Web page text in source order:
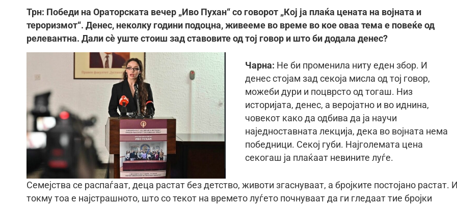
Трн: Победи на Ораторската вечер „Иво Пухан“ со говорот „Кој ја плаќа цената на војната и
тероризмот“. Денес, неколку години подоцна, живееме во време во кое оваа тема е повеќе од
релевантна. Дали сè уште стоиш зад ставовите од тој говор и што би додала денес?
Чарна: Не би променила ниту еден збор. И
денес стојам зад секоја мисла од тој говор,
можеби дури и поцврсто од тогаш. Низ
историјата, денес, а веројатно и во иднина,
човекот како да одбива да ја научи
наједноставната лекција, дека во војната нема
победници. Секој губи. Најголемата цена
секогаш ја плаќаат невините луѓе.
Семејства се распаѓаат, деца растат без детство, животи згаснуваат, а бројките постојано растат. И
токму тоа е најстрашното, што со текот на времето луѓето почнуваат да ги гледаат тие бројки